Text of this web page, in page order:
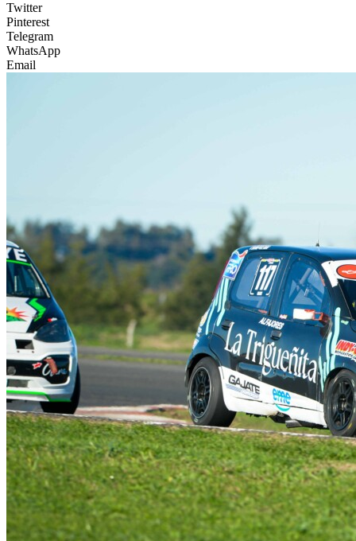
Twitter
Pinterest
Telegram
WhatsApp
Email